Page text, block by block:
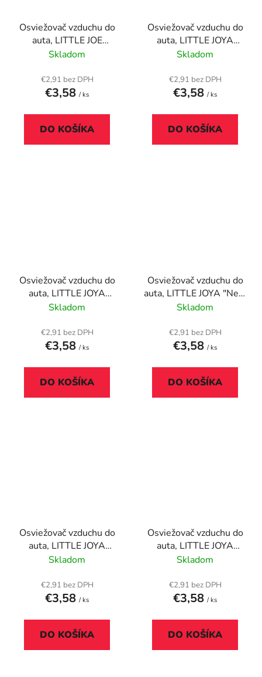
Osviežovač vzduchu do
auta, LITTLE JOE
"Vanilla", žltý
Skladom
€2,91 bez DPH
€3,58 / ks
DO KOŠÍKA
Osviežovač vzduchu do
auta, LITTLE JOYA
"Blueberry Slush",
Skladom
€2,91 bez DPH
€3,58 / ks
DO KOŠÍKA
Osviežovač vzduchu do
auta, LITTLE JOYA
"Cotton Candy", ružový
Skladom
€2,91 bez DPH
€3,58 / ks
DO KOŠÍKA
Osviežovač vzduchu do
auta, LITTLE JOYA "New
Car", biely
Skladom
€2,91 bez DPH
€3,58 / ks
DO KOŠÍKA
Osviežovač vzduchu do
auta, LITTLE JOYA
"Springtime", červený
Skladom
€2,91 bez DPH
€3,58 / ks
DO KOŠÍKA
Osviežovač vzduchu do
auta, LITTLE JOYA
"Sweet Dreams",
Skladom
€2,91 bez DPH
€3,58 / ks
DO KOŠÍKA